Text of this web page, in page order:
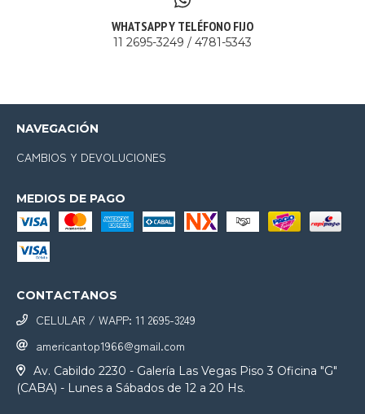
WHATSAPP Y TELÉFONO FIJO
11 2695-3249 / 4781-5343
NAVEGACIÓN
CAMBIOS Y DEVOLUCIONES
MEDIOS DE PAGO
CONTACTANOS
CELULAR / WAPP: 11 2695-3249
americantop1966@gmail.com
Av. Cabildo 2230 - Galería Las Vegas Piso 3 Oficina "G"
(CABA) - Lunes a Sábados de 12 a 20 Hs.